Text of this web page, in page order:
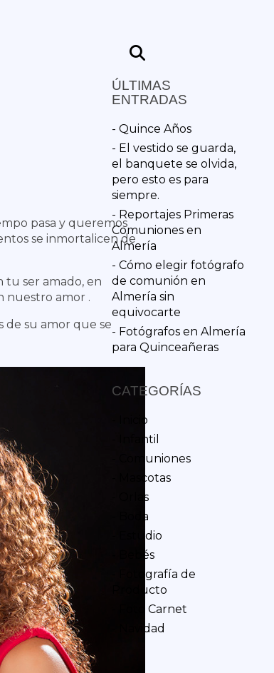
pasa y queremos
se inmortalicen de
tu ser amado, en
nuestro amor .
de su amor que se
ÚLTIMAS
ENTRADAS
- Quince Años
- El vestido se guarda,
el banquete se olvida,
pero esto es para
siempre.
- Reportajes Primeras
Comuniones en
Almería
- Cómo elegir fotógrafo
de comunión en
Almería sin
equivocarte
- Fotógrafos en Almería
para Quinceañeras
CATEGORÍAS
- Inicio
- Infantil
- Comuniones
- Mascotas
- Orlas
- Boda
- Estudio
- Bebés
- Fotografía de
Producto
- Foto Carnet
- Navidad